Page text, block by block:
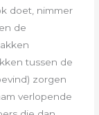
doet, nimmer
de
tussen de
zorgen
verlopende